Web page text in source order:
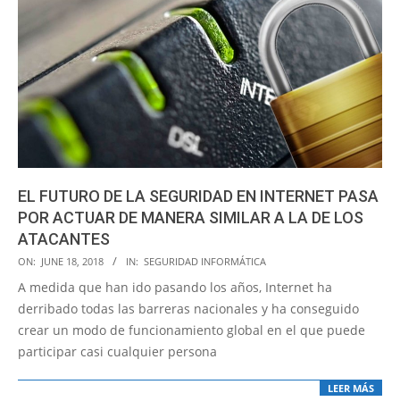
EL FUTURO DE LA SEGURIDAD EN INTERNET PASA
POR ACTUAR DE MANERA SIMILAR A LA DE LOS
ATACANTES
2018-
06-
18
ON: JUNE 18, 2018 IN: SEGURIDAD INFORMÁTICA
A medida que han ido pasando los años, Internet ha
derribado todas las barreras nacionales y ha conseguido
crear un modo de funcionamiento global en el que puede
participar casi cualquier persona
LEER MÁS